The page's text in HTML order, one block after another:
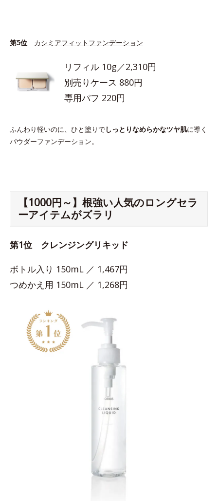
第5位 カシミアフィットファンデーション
リフィル 10g／2,310円
別売りケース 880円
専用パフ 220円
ふんわり軽いのに、ひと塗りでしっとりなめらかなツヤ肌に導く
パウダーファンデーション。
【1000円～】根強い人気のロングセラ
ーアイテムがズラリ
第1位 クレンジングリキッド
ボトル入り 150mL ／ 1,467円
つめかえ用 150mL ／ 1,268円